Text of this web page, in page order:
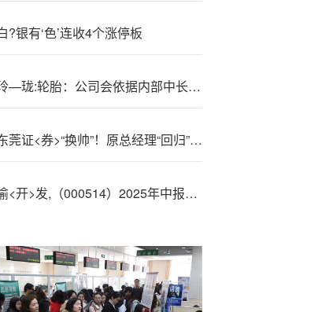
?银有‘色’连收4个涨停板
玲—珑:轮胎：公司会依据内部中长期经营规划并结合外部政策、市场环境的变化制定年度经营目标
东莞证<券>“换帅”！原总经理“回归”履新董事长，IPO长跑前路几何？
渝<开>发,（000514）2025年中报简析：净利润同比增长687.86%